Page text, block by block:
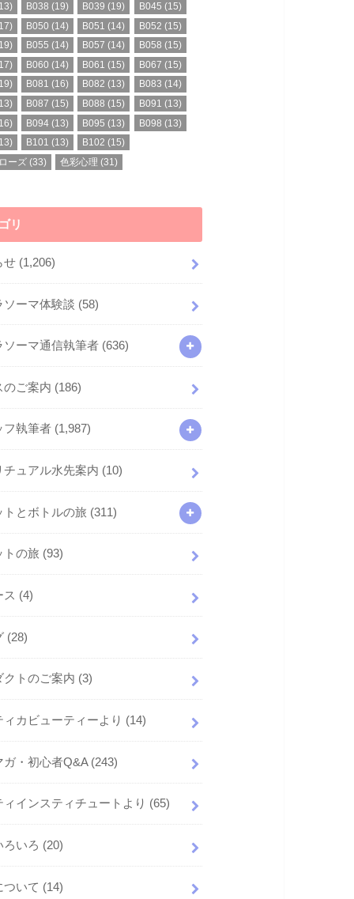
B038 (19) B039 (19) B045 (15)
B050 (14) B051 (14) B052 (15)
B055 (14) B057 (14) B058 (15)
B060 (14) B061 (15) B067 (15)
B081 (16) B082 (13) B083 (14)
B087 (15) B088 (15) B091 (13)
B094 (13) B095 (13) B098 (13)
B101 (13) B102 (15)
ーズ (33) 色彩心理 (31)
リ
せ (1,206)
ソーマ体験談 (58)
ソーマ通信執筆者 (636)
のご案内 (186)
フ執筆者 (1,987)
チュアル水先案内 (10)
トとボトルの旅 (311)
トの旅 (93)
ス (4)
(28)
クトのご案内 (3)
ィカビューティーより (14)
ガ・初心者Q&A (243)
ィインスティチュートより (65)
ろいろ (20)
ついて (14)